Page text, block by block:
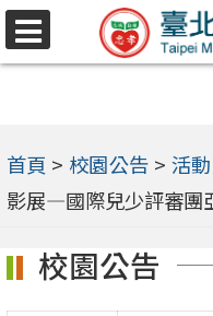
跳
至
內
容
選
首頁 > 校園公告 > 活
影展—國際兒少評審團
校園公告